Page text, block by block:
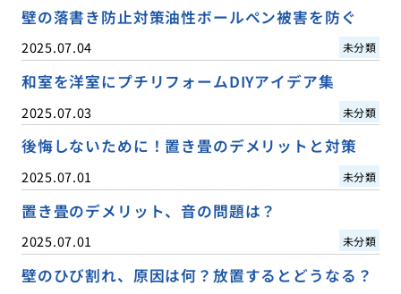
壁の落書き防止対策油性ボールペン被害を防ぐ
2025.07.04 未分類
和室を洋室にプチリフォームDIYアイデア集
2025.07.03 未分類
後悔しないために！置き畳のデメリットと対策
2025.07.01 未分類
置き畳のデメリット、音の問題は？
2025.07.01 未分類
壁のひび割れ、原因は何？放置するとどうなる？